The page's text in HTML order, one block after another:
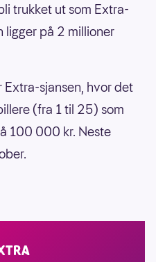
trukket ut som Extra-
ligger på 2 millioner
Extra-sjansen, hvor det
(fra 1 til 25) som
100 000 kr. Neste